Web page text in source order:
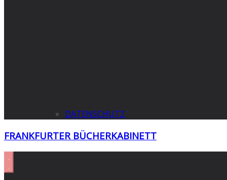
DATENSCHUTZ
FRANKFURTER BÜCHERKABINETT